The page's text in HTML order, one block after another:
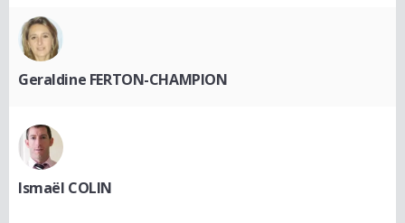
Geraldine FERTON-CHAMPION
Ismaël COLIN